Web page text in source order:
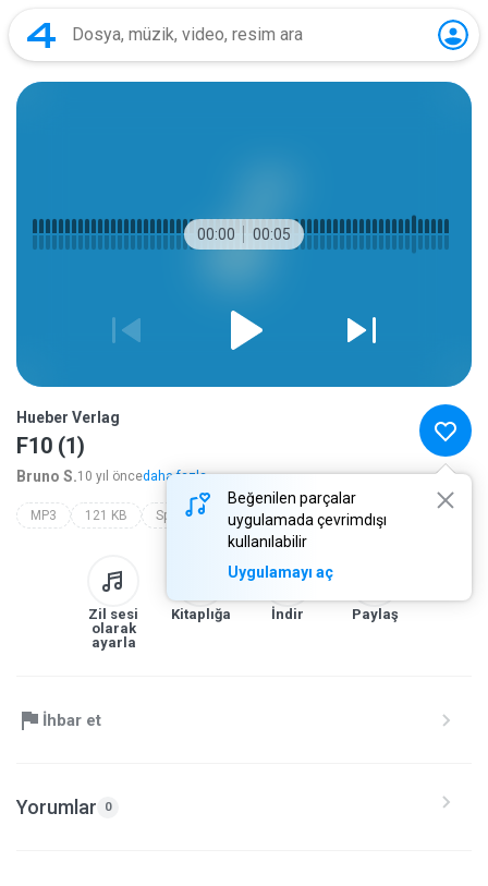
00:00 00:05
Beğenilen parçalar
uygulamada çevrimdışı
kullanılabilir
Uygulamayı aç
Hueber Verlag
F10 (1)
Bruno S.10 yıl öncedaha fazla...
MP3 121 KB Speech hueber verlag
Zil sesi
olarak
ayarla
Kitaplığa İndir Paylaş
İhbar et
Yorumlar 0